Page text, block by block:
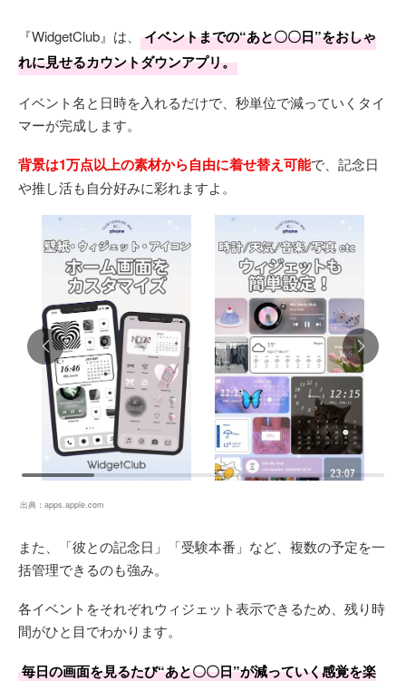
『WidgetClub』は、
イベントまでの“あと〇〇日”をおしゃ
れに見せるカウントダウンアプリ。
イベント名と日時を入れるだけで、秒単位で減っていくタイ
マーが完成します。
背景は1万点以上の素材から自由に着せ替え可能で、記念日
や推し活も自分好みに彩れますよ。
出典： apps.apple.com
また、「彼との記念日」「受験本番」など、複数の予定を一
括管理できるのも強み。
各イベントをそれぞれウィジェット表示できるため、残り時
間がひと目でわかります。
毎日の画面を見るたび“あと〇〇日”が減っていく感覚を楽